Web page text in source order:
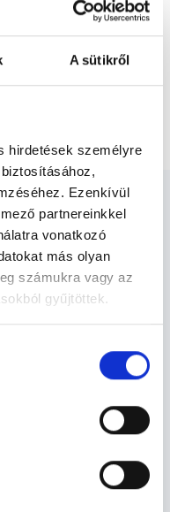
A sütikről
hirdetések személyre
Ezenkívül
partnereinkkel
vonatkozó
más olyan
számukra vagy az
gyűjtöttek.
info/foglaljorvost-
bármely szakorvos